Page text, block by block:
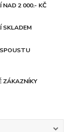
NAD 2 000.- KČ
SKLADEM
ZÁKAZNÍKY